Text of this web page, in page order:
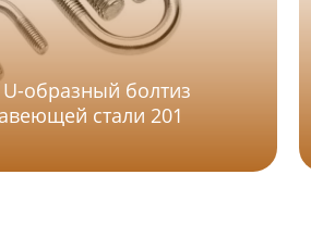
образный болтиз
стали 201